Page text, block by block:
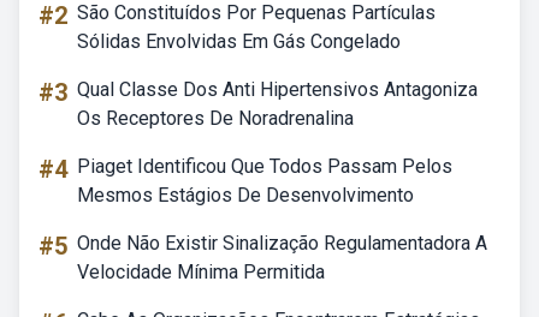
#2 São Constituídos Por Pequenas Partículas
Sólidas Envolvidas Em Gás Congelado
#3 Qual Classe Dos Anti Hipertensivos Antagoniza
Os Receptores De Noradrenalina
#4 Piaget Identificou Que Todos Passam Pelos
Mesmos Estágios De Desenvolvimento
#5 Onde Não Existir Sinalização Regulamentadora A
Velocidade Mínima Permitida